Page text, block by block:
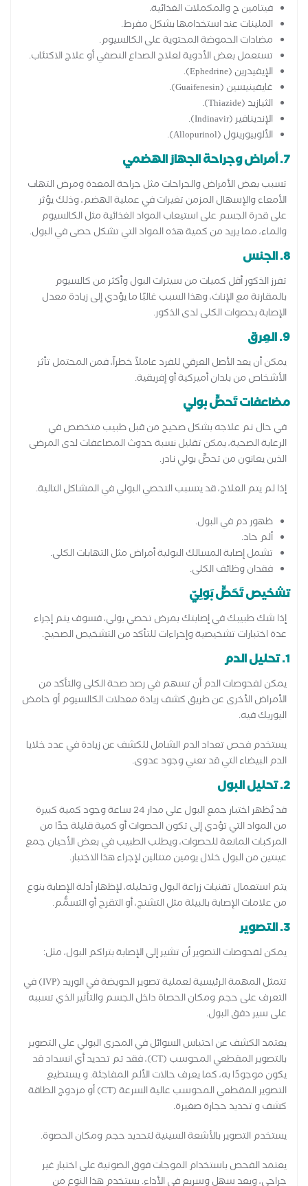
فيتامين ج والمكملات الغذائية.
الملينات عند استخدامها بشكل مفرط.
مضادات الحموضة المحتوية على الكالسيوم.
تستعمل بعض الأدوية لعلاج الصداع النصفي أو علاج الاكتئاب.
الإيفيدرين (Ephedrine).
غايفينيسين (Guaifenesin).
الثيازيد (Thiazide).
الإندينافير (Indinavir).
الألوبيورينول (Allopurinol).
7. أمراض وجراحة الجهاز الهضمي
تسبب بعض الأمراض والجراحات مثل جراحة المعدة ومرض التهاب
الأمعاء والإسهال المزمن تغيرات في عملية الهضم، وذلك يؤثر
على قدرة الجسم على استيعاب المواد الغذائية مثل الكالسيوم
والماء، مما يزيد من كمية هذه المواد التي تشكل حصى في البول.
8. الجنس
تفرز الذكور أقل كميات من سيترات البول وأكثر من كالسيوم
بالمقارنة مع الإناث، وهذا السبب غالبًا ما يؤدي إلى زيادة معدل
الإصابة بحصوات الكلى لدى الذكور.
9. العِرق
يمكن أن يعد الأصل العرقي للفرد عاملاً خطراً، فمن المحتمل تأثر
الأشخاص من بلدان أميركية أو إفريقية.
مضاعفات تَحصٍّ بولي
في حال تم علاجه بشكل صحيح من قبل طبيب متخصص في
الرعاية الصحية، يمكن تقليل نسبة حدوث المضاعفات لدى المرضى
الذين يعانون من تحصٍّ بولي نادر.
إذا لم يتم العلاج، قد يتسبب التحصي البولي في المشاكل التالية.
ظهور دم في البول.
ألم حاد.
تشمل إصابة المسالك البولية أمراض مثل التهابات الكلى.
فقدان وظائف الكلى.
تشخيص تَحَصٍّ بَولِيّ
إذا شك طبيبك في إصابتك بمرض تحصي بولي، فسوف يتم إجراء
عدة اختبارات تشخيصية وإجراءات للتأكد من التشخيص الصحيح.
1. تحليل الدم
يمكن لفحوصات الدم أن تسهم في رصد صحة الكلى والتأكد من
الأمراض الأخرى عن طريق كشف زيادة معدلات الكالسيوم أو حامض
اليوريك فيه.
يستخدم فحص تعداد الدم الشامل للكشف عن زيادة في عدد خلايا
الدم البيضاء التي قد تعني وجود عدوى.
2. تحليل البول
قد يُظهر اختبار جمع البول على مدار 24 ساعة وجود كمية كبيرة
من المواد التي تؤدي إلى تكون الحصوات أو كمية قليلة جدًا من
المركبات المانعة للحصوات، ويطلب الطبيب في بعض الأحيان جمع
عينتين من البول خلال يومين متتالين لإجراء هذا الاختبار.
يتم استعمال تقنيات زراعة البول وتحليله، لإظهار أدلة الإصابة بنوع
من علامات الإصابة بالبيلة مثل التشنج، أو التقرح أو التسمُّم.
3. التصوير
يمكن لفحوصات التصوير أن تشير إلى الإصابة بتراكم البول، مثل:
تتمثل المهمة الرئيسية لعملية تصوير الحويضة في الوريد (IVP) في
التعرف على حجم ومكان الحصاة داخل الجسم والتأثير الذي تسببه
على سير دفق البول.
يعتمد الكشف عن احتباس السوائل في المجرى البولي على التصوير
بالتصوير المقطعي المحوسب (CT)، فقد تم تحديد أي انسداد قد
يكون موجودًا به، كما يعرف حالات الألم المفاجئة. و يستطيع
التصوير المقطعي المحوسب عالية السرعة (CT) أو مزدوج الطاقة
كشف و تحديد حجارة صغيرة.
يستخدم التصوير بالأشعة السينية لتحديد حجم ومكان الحصوة.
يعتمد الفحص باستخدام الموجات فوق الصوتية على اختبار غير
جراحي، ويعد سهل وسريع في الأداء. يستخدم هذا النوع من